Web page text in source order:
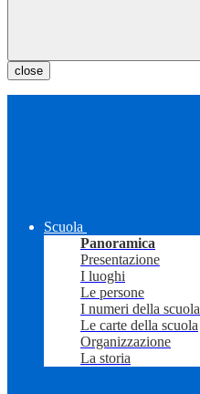
close
Scuola
Panoramica
Presentazione
I luoghi
Le persone
I numeri della scuola
Le carte della scuola
Organizzazione
La storia